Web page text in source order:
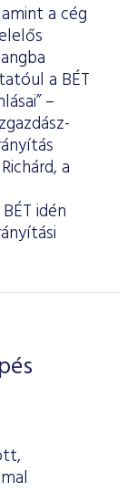
a cég
a BÉT
–
a
idén